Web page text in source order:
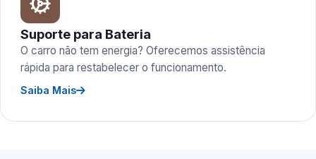
Suporte para Bateria
O carro não tem energia? Oferecemos assistência
rápida para restabelecer o funcionamento.
Saiba Mais